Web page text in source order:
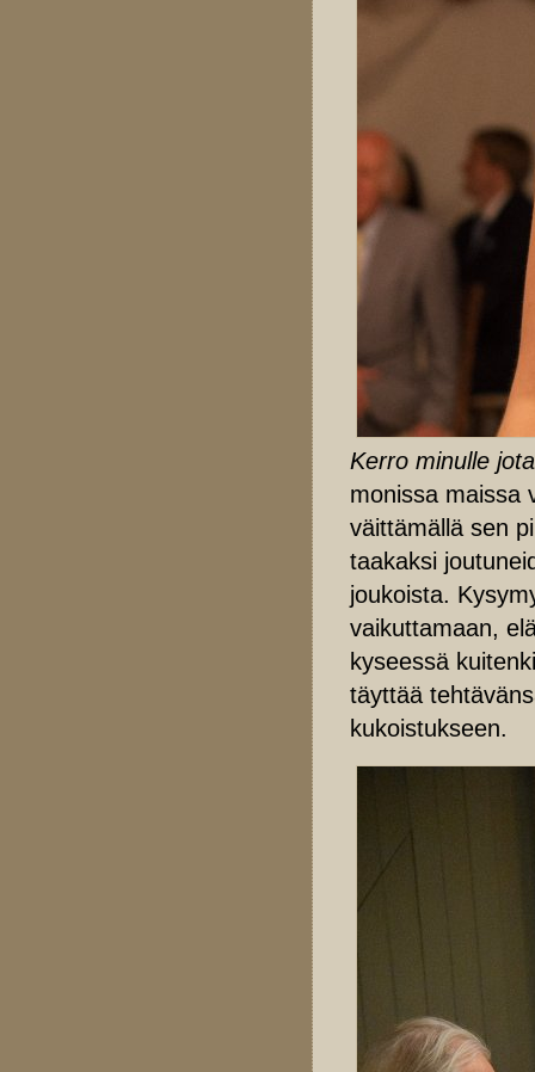
Kerro minulle
monissa maissa
väittämällä sen
taakaksi
joukoista.
vaikuttamaan,
kyseessä
täyttää
kukoistukseen.